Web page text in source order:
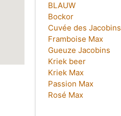
BLAUW
Bockor
Cuvée des Jacobins
Framboise Max
Gueuze Jacobins
Kriek beer
Kriek Max
Passion Max
Rosé Max